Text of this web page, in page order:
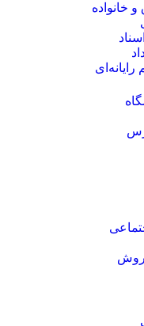
خانواده